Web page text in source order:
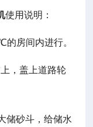
使用说明：
的房间内进行。
，盖上道路轮
储砂斗，给储水